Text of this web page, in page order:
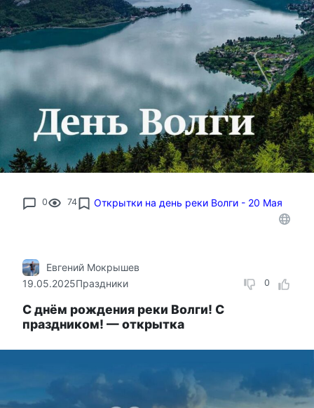
0 74 Открытки на день реки Волги - 20 Мая
0
Евгений Мокрышев
19.05.2025Праздники
С днём рождения реки Волги! С
праздником! — открытка